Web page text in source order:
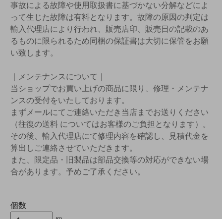
事故による故障や使用取扱書に基づかない分解などによ
って生じた故障は有料となります。故障の原因の判定は
輸入代理店により行われ、販売店印、販売日の記載のあ
るものに限られるため同梱の保証書は大切に保管をお願
い致します。
｜メンテナンスについて｜
当ショップでお買い上げの商品に限り、修理・メンテナ
ンスの受付をいたしております。
まずメールにてご連絡いただき当店までお送りください
（往復の送料 についてはお客様のご負担となります）。
その後、輸入代理店にて修理内容を確認し、見積代金を
算出しご連絡させていただきます。
また、限定品・旧製品は部品交換等の対応ができない場
合があります。予めご了承ください。
個数